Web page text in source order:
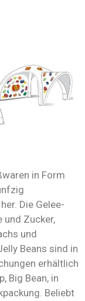
in Form
Die Gelee-
und Zucker,
und
Beans sind in
erhältlich
Big Bean, in
Beliebt